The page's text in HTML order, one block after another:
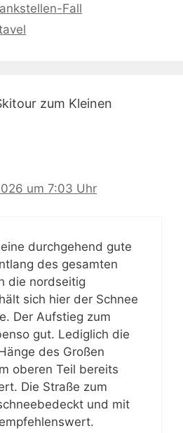
Fall
zum Kleinen
um 7:03 Uhr
durchgehend gute
des gesamten
die nordseitig
sich hier der Schnee
Der Aufstieg zum
gut. Lediglich die
des Großen
oberen Teil bereits
Die Straße zum
und mit